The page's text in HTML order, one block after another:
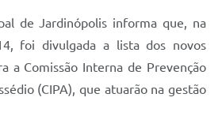
de Jardinópolis informa que, na
foi divulgada a lista dos novos
a Comissão Interna de Prevenção
(CIPA), que atuarão na gestão